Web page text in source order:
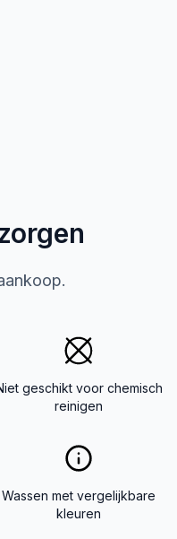
geschikt voor chemisch
reinigen
Wassen met vergelijkbare
kleuren